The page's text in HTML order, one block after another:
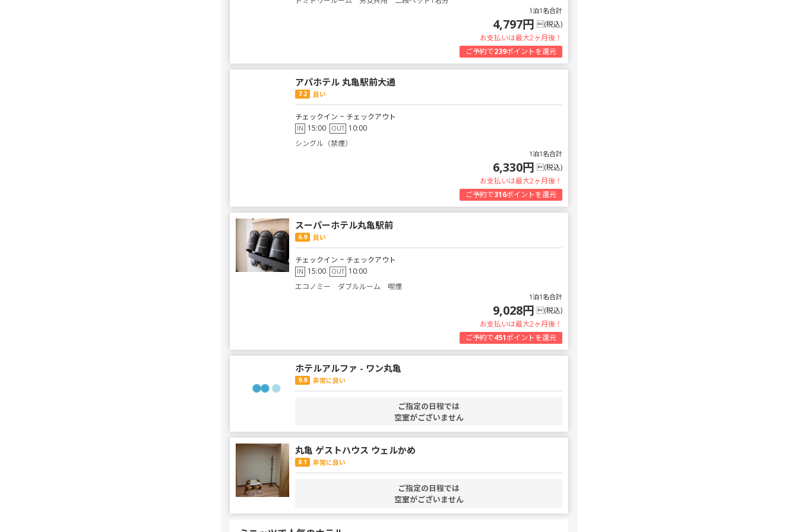
1泊1名合計
4,797円 (税込)
お支払いは最大2ヶ月後！
ご予約で239ポイントを還元
アパホテル 丸亀駅前大通
7.2 良い
チェックイン ~ チェックアウト
IN 15:00 OUT 10:00
シングル（禁煙）
1泊1名合計
6,330円 (税込)
お支払いは最大2ヶ月後！
ご予約で316ポイントを還元
スーパーホテル丸亀駅前
6.9 良い
チェックイン ~ チェックアウト
IN 15:00 OUT 10:00
エコノミー ダブルルーム 喫煙
1泊1名合計
9,028円 (税込)
お支払いは最大2ヶ月後！
ご予約で451ポイントを還元
ホテルアルファ - ワン丸亀
9.9 非常に良い
ご指定の日程では
空室がございません
丸亀 ゲストハウス ウェルかめ
8.1 非常に良い
ご指定の日程では
空室がございません